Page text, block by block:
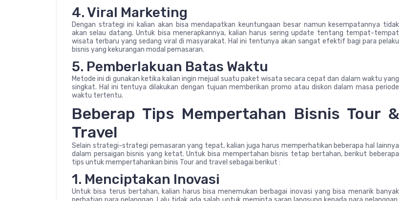
4. Viral Marketing
Dengan strategi ini kalian akan bisa mendapatkan keuntungaan besar namun kesempatannya tidak
akan selau datang. Untuk bisa menerapkannya, kalian harus sering update tentang tempat-tempat
wisata terbaru yang sedang viral di masyarakat. Hal ini tentunya akan sangat efektif bagi para pelaku
bisnis yang kekurangan modal pemasaran.
5. Pemberlakuan Batas Waktu
Metode ini di gunakan ketika kalian ingin mejual suatu paket wisata secara cepat dan dalam waktu yang
singkat. Hal ini tentuya dilakukan dengan tujuan memberikan promo atau diskon dalam masa periode
waktu tertentu.
Beberap Tips Mempertahan Bisnis Tour &
Travel
Selain strategi-strategi pemasaran yang tepat, kalian juga harus memperhatikan beberapa hal lainnya
dalam persaigan bisnis yang ketat. Untuk bisa mempertahan bisnis tetap bertahan, berikut beberapa
tips untuk mempertahankan binis Tour and travel sebagai berikut :
1. Menciptakan Inovasi
Untuk bisa terus bertahan, kalian harus bisa menemukan berbagai inovasi yang bisa menarik banyak